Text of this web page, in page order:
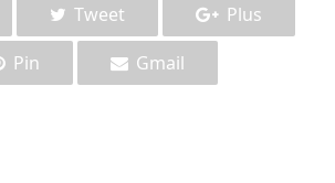
Tweet
Plus
Pin
Gmail